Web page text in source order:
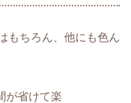
もちろん、他にも色ん
が省けて楽